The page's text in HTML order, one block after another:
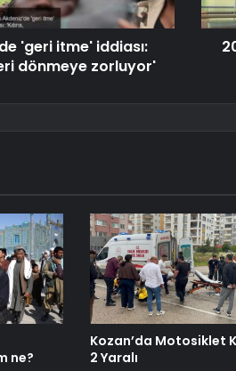
'geri itme' iddiası:
dönmeye zorluyor'
ne?
Kozan’da Motosiklet
2 Yaralı